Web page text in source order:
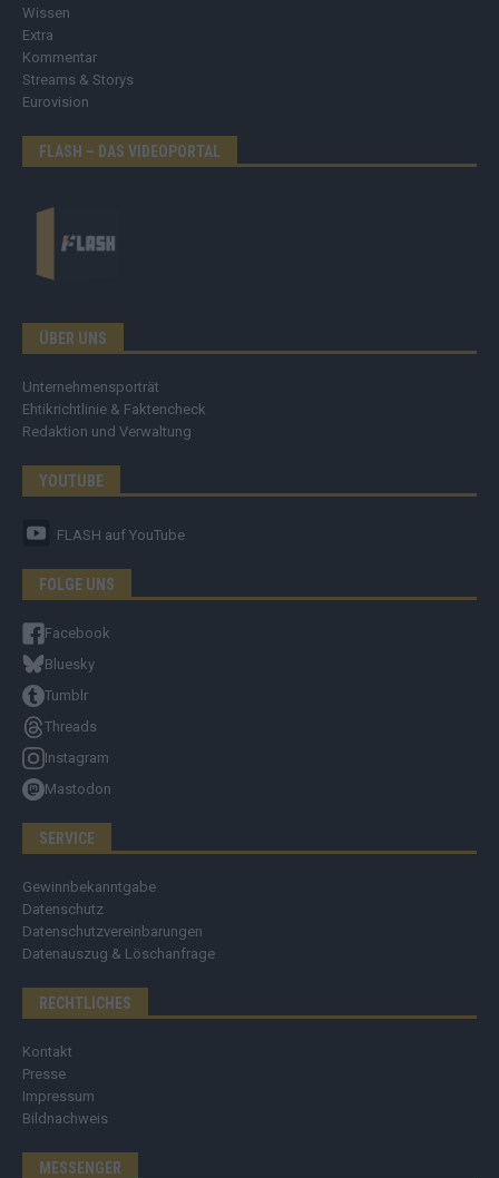
Wissen
Extra
Kommentar
Streams & Storys
Eurovision
FLASH – DAS VIDEOPORTAL
ÜBER UNS
Unternehmensporträt
Ehtikrichtlinie & Faktencheck
Redaktion und Verwaltung
YOUTUBE
FLASH auf YouTube
FOLGE UNS
Facebook
Bluesky
Tumblr
Threads
Instagram
Mastodon
SERVICE
Gewinnbekanntgabe
Datenschutz
Datenschutzvereinbarungen
Datenauszug & Löschanfrage
RECHTLICHES
Kontakt
Presse
Impressum
Bildnachweis
MESSENGER